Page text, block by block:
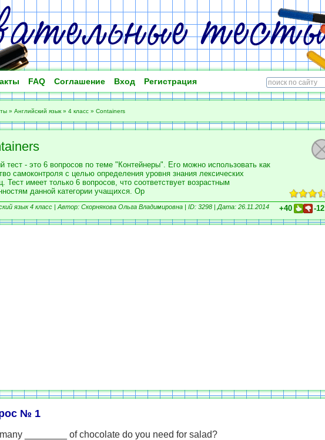
FAQ Соглашение Вход Регистрация
» Английский язык » 4 класс » Containers
тест - это 6 вопросов по теме "Контейнеры". Его можно использовать как
самоконтроля с целью определения уровня знания лексических
Тест имеет только 6 вопросов, что соответствует возрастным
данной категории учащихся. Ор
язык 4 класс | Автор: Скорнякова Ольга Владимировна | ID: 3298 | Дата: 26.11.2014 +40 -12
№ 1
________ of chocolate do you need for salad?